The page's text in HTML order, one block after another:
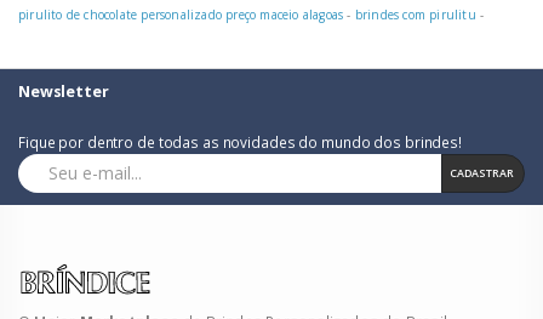
pirulito de chocolate personalizado preço maceio alagoas - brindes com pirulitu-
Newsletter
Fique por dentro de todas as novidades do mundo dos brindes!
CADASTRAR